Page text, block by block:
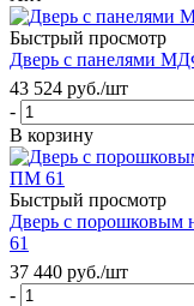
Быстрый просмотр
Дверь с панелями
43 524 руб./шт
-
В корзину
Быстрый просмотр
Дверь с
61
37 440 руб./шт
-